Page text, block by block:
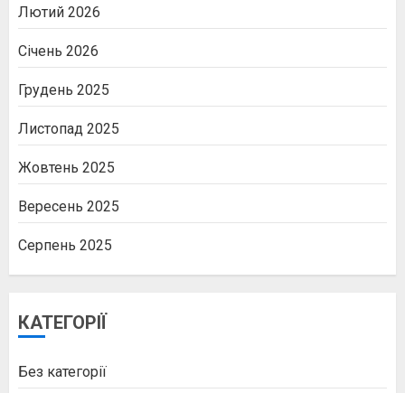
Лютий 2026
Січень 2026
Грудень 2025
Листопад 2025
Жовтень 2025
Вересень 2025
Серпень 2025
КАТЕГОРІЇ
Без категорії